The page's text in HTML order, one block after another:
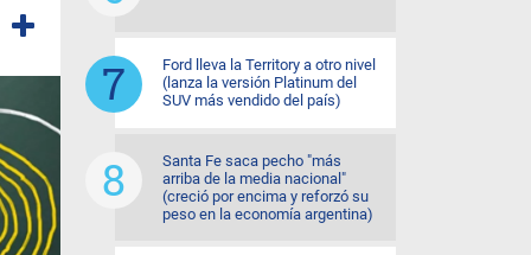
Ford lleva la Territory a otro nivel
(lanza la versión Platinum del
SUV más vendido del país)
Santa Fe saca pecho "más
arriba de la media nacional"
(creció por encima y reforzó su
peso en la economía argentina)